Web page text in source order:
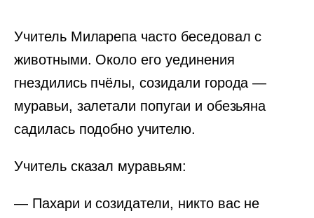
Учитель Миларепа часто беседовал с
животными. Около его уединения
гнездились пчёлы, созидали города —
муравьи, залетали попугаи и обезьяна
садилась подобно учителю.
Учитель сказал муравьям:
— Пахари и созидатели, никто вас не